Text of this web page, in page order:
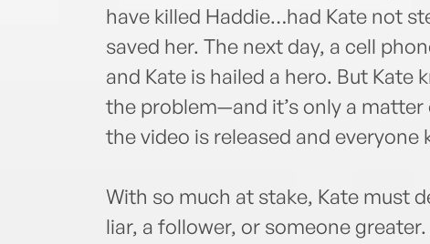
have killed Haddie…had Kate not
saved her. The next day, a cell
and Kate is hailed a hero. But
the problem—and it’s only a
the video is released and everyone
With so much at stake, Kate must
liar, a follower, or someone greater.